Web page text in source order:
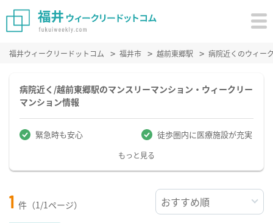
福井ウィークリードットコム 福井市 越前東郷駅 病院近くのウィー
病院近く/越前東郷駅のマンスリーマンション・ウィークリー
マンション情報
緊急時も安心 徒歩圏内に医療施設が充実
もっと見る
1 件（1/1ページ）